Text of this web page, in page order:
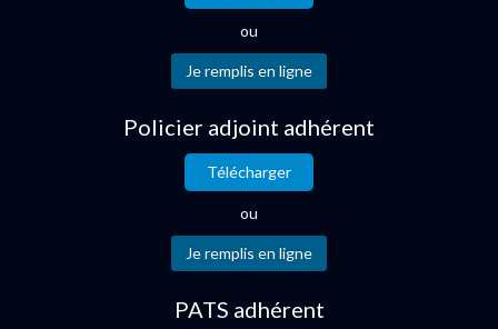
ou
Policier adjoint adhérent
Télécharger
ou
PATS adhérent